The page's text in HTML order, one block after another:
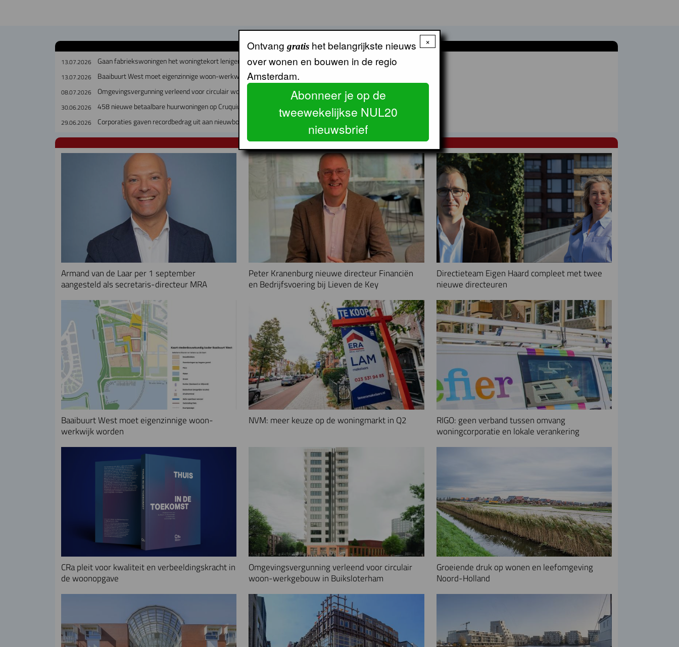
GERELATEERDE ARTIKELEN
13.07.2026 Gaan fabriekswoningen het woningtekort lenigen?
13.07.2026 Baaibuurt West moet eigenzinnige woon-werkwijk worden
08.07.2026 Omgevingsvergunning verleend voor circulair woon-werkgebouw in Buiksloterham
30.06.2026 458 nieuwe betaalbare huurwoningen op Cruquiuseiland
29.06.2026 Corporaties gaven recordbedrag uit aan nieuwbouw en instandhouding
NUL20 NIEUWS
Armand van de Laar per 1 september
aangesteld als secretaris-directeur MRA
Peter Kranenburg nieuwe directeur Financiën
en Bedrijfsvoering bij Lieven de Key
Directieteam Eigen Haard compleet met twee
nieuwe directeuren
Baaibuurt West moet eigenzinnige woon-
werkwijk worden
NVM: meer keuze op de woningmarkt in Q2
RIGO: geen verband tussen omvang
woningcorporatie en lokale verankering
CRa pleit voor kwaliteit en verbeeldingskracht in
de woonopgave
Omgevingsvergunning verleend voor circulair
woon-werkgebouw in Buiksloterham
Groeiende druk op wonen en leefomgeving
Noord-Holland
×
Ontvang gratis het belangrijkste nieuws
over wonen en bouwen in de regio
Amsterdam.
Abonneer je op de
tweewekelijkse NUL20
nieuwsbrief